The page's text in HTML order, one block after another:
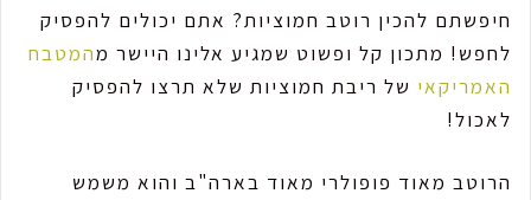
חיפשתם להכין רוטב חמוציות? אתם יכולים להפסיק
לחפש! מתכון קל ופשוט שמגיע אלינו היישר מהמטבח
האמריקאי של ריבת חמוציות שלא תרצו להפסיק
לאכול!
הרוטב מאוד פופולרי מאוד בארה"ב והוא משמש